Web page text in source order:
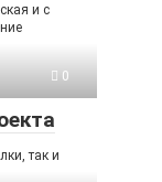
и с
0
так и